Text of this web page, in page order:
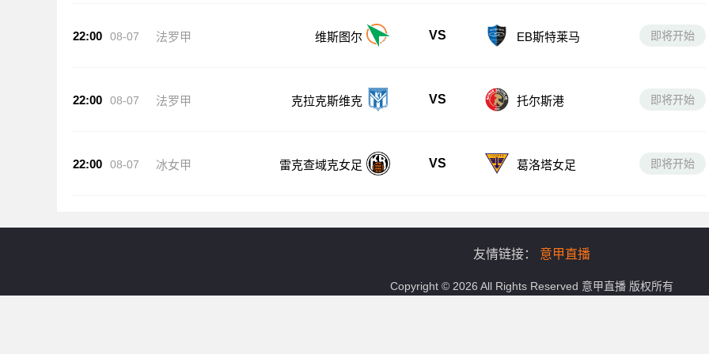
22:00 08-07 法罗甲 维斯图尔 VS EB斯特莱马 即将开始
22:00 08-07 法罗甲 克拉克斯维克 VS 托尔斯港 即将开始
22:00 08-07 冰女甲 雷克查域克女足 VS 葛洛塔女足 即将开始
友情链接： 意甲直播
Copyright © 2026 All Rights Reserved 意甲直播 版权所有